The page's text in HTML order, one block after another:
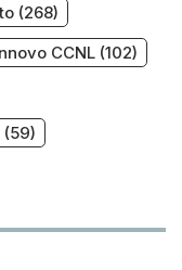
(268)
CCNL (102)
(59)